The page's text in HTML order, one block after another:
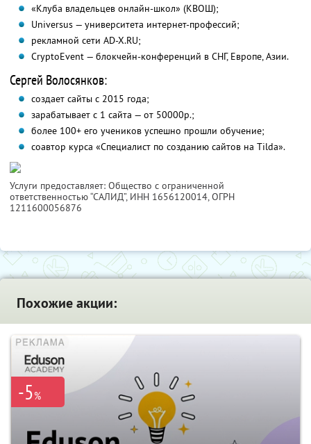
«Клуба владельцев онлайн-школ» (КВОШ);
Universus — университета интернет-профессий;
рекламной сети AD-X.RU;
CryptoEvent — блокчейн-конференций в СНГ, Европе, Азии.
Сергей Волосянков:
создает сайты с 2015 года;
зарабатывает с 1 сайта — от 50000р.;
более 100+ его учеников успешно прошли обучение;
соавтор курса «Специалист по созданию сайтов на Tilda».
Услуги предоставляет: Общество с ограниченной
ответственностью “САЛИД”, ИНН 1656120014, ОГРН
1211600056876
Похожие акции:
-5%